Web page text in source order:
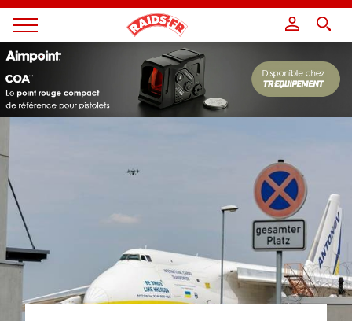
Magazine
Raids
Panneau de gestion des cookies